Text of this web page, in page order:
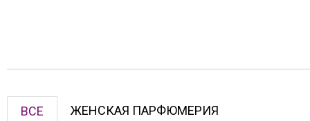
ВСЕ ЖЕНСКАЯ ПАРФЮМЕРИЯ